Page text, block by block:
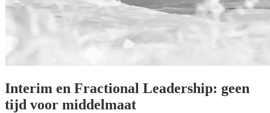
Interim en Fractional Leadership: geen
tijd voor middelmaat